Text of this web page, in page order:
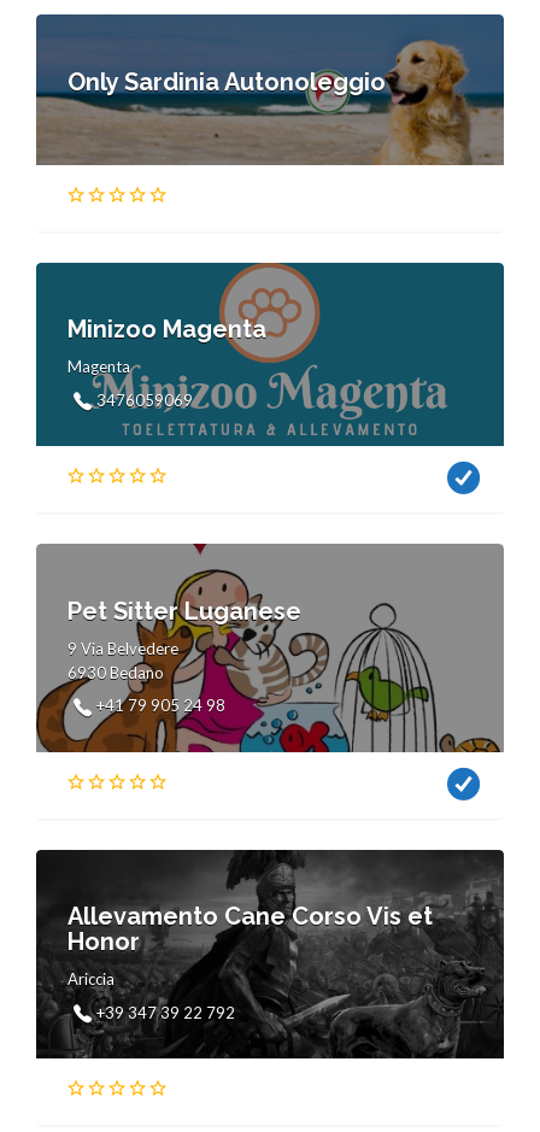
Only Sardinia Autonoleggio
Minizoo Magenta
Magenta
3476059069
Pet Sitter Luganese
9 Via Belvedere
6930 Bedano
+41 79 905 24 98
Allevamento Cane Corso Vis et
Honor
Ariccia
+39 347 39 22 792